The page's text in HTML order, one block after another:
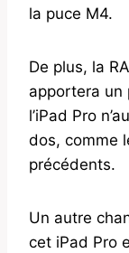
la puce M4.
De plus, la
apportera un
l’iPad Pro
dos, comme
précédents.
Un autre
cet iPad Pro